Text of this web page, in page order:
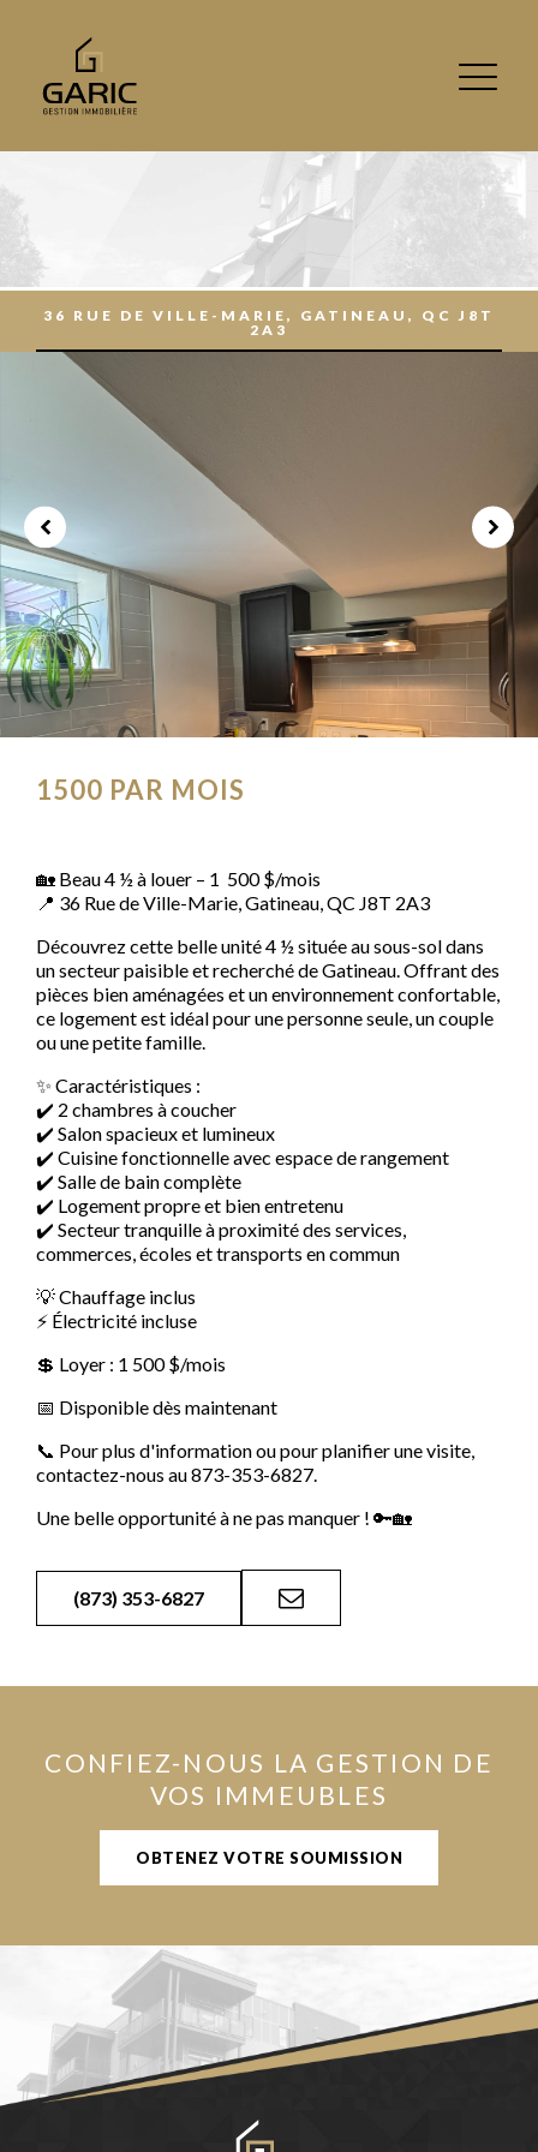
36 RUE DE VILLE-MARIE, GATINEAU, QC J8T
2A3
1500 PAR MOIS
🏡 Beau 4 ½ à louer – 1 500 $/mois
📍 36 Rue de Ville-Marie, Gatineau, QC J8T 2A3
Découvrez cette belle unité 4 ½ située au sous-sol dans
un secteur paisible et recherché de Gatineau. Offrant des
pièces bien aménagées et un environnement confortable,
ce logement est idéal pour une personne seule, un couple
ou une petite famille.
✨ Caractéristiques :
✔️ 2 chambres à coucher
✔️ Salon spacieux et lumineux
✔️ Cuisine fonctionnelle avec espace de rangement
✔️ Salle de bain complète
✔️ Logement propre et bien entretenu
✔️ Secteur tranquille à proximité des services,
commerces, écoles et transports en commun
💡 Chauffage inclus
⚡ Électricité incluse
💲 Loyer : 1 500 $/mois
📅 Disponible dès maintenant
📞 Pour plus d'information ou pour planifier une visite,
contactez-nous au 873-353-6827.
Une belle opportunité à ne pas manquer ! 🔑🏡
(873) 353-6827
CONFIEZ-NOUS LA GESTION DE
VOS IMMEUBLES
OBTENEZ VOTRE SOUMISSION